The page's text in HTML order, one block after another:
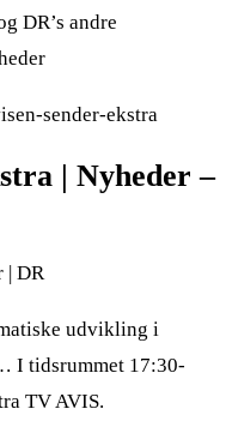
DR’s andre
sender-ekstra
| Nyheder –
| DR
udvikling i
I tidsrummet 17:30-
TV AVIS.